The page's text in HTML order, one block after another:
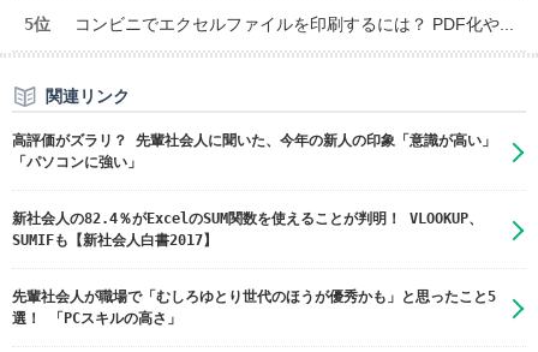
5位 コンビニでエクセルファイルを印刷するには？ PDF化や...
関連リンク
高評価がズラリ？ 先輩社会人に聞いた、今年の新人の印象「意識が高い」
「パソコンに強い」
新社会人の82.4％がExcelのSUM関数を使えることが判明！ VLOOKUP、
SUMIFも【新社会人白書2017】
先輩社会人が職場で「むしろゆとり世代のほうが優秀かも」と思ったこと5
選！ 「PCスキルの高さ」